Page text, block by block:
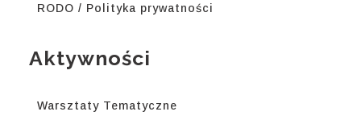
RODO / Polityka prywatności
Aktywności
Warsztaty Tematyczne